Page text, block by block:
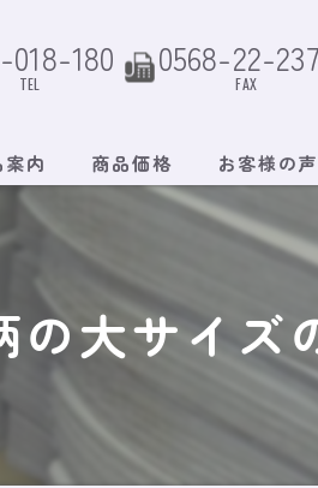
018-180
TEL
0568-22-
FAX
案内 商品価格 お客様の声
の大サイズ